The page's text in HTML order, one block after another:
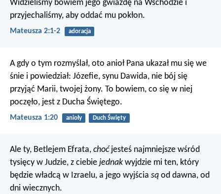
Widzieliśmy bowiem jego gwiazdę na Wschodzie i
przyjechaliśmy, aby oddać mu pokłon.
Mateusza 2:1-2 adoracja
A gdy o tym rozmyślał, oto anioł Pana ukazał mu się we
śnie i powiedział: Józefie, synu Dawida, nie bój się
przyjąć Marii, twojej żony. To bowiem, co się w niej
poczęło, jest z Ducha Świętego.
Mateusza 1:20 anioły Duch Święty
Ale ty, Betlejem Efrata, choćjesteś najmniejsze wśród
tysięcy w Judzie, z ciebie jednak wyjdzie mi ten, który
będzie władcą w Izraelu, a jego wyjścia są od dawna, od
dni wiecznych.